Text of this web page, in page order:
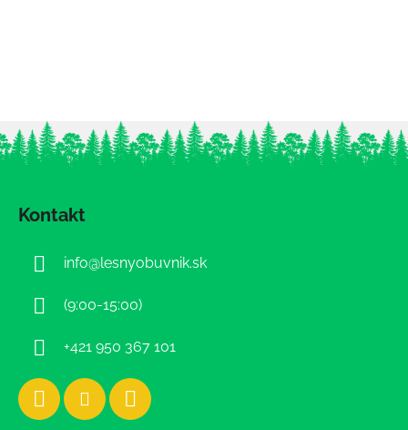
Kontakt
info@lesnyobuvnik.sk
(9:00-15:00)
+421 950 367 101